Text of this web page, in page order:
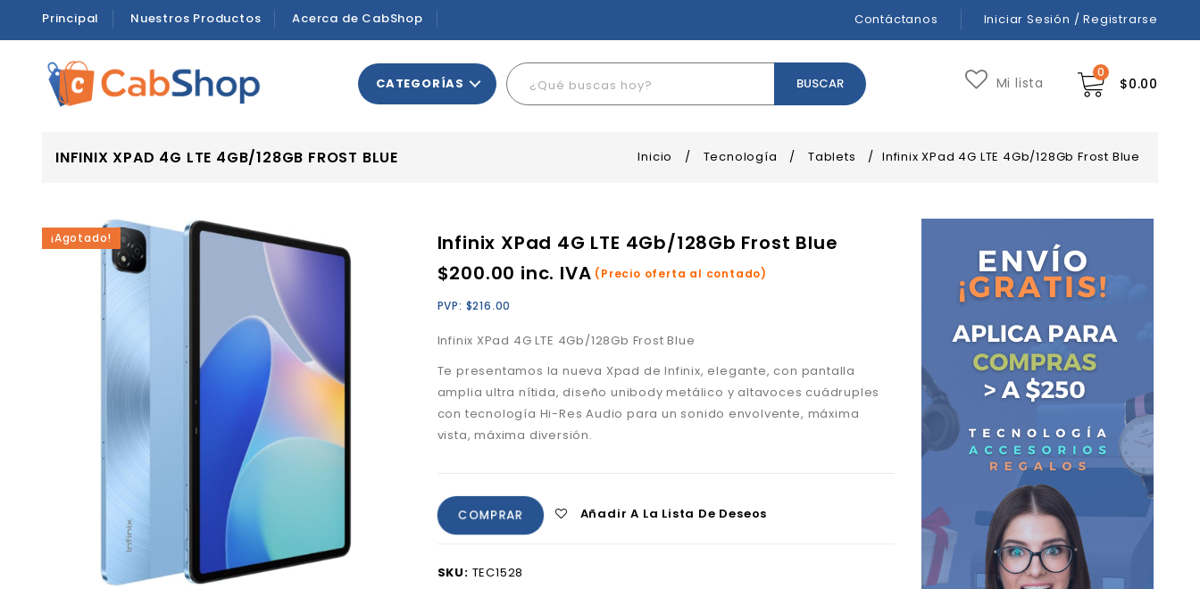
Principal Nuestros Productos Acerca de CabShop Contáctanos Iniciar Sesión / Registrarse
0
$0.00
Mi lista
CATEGORÍAS
INFINIX XPAD 4G LTE 4GB/128GB FROST BLUE Inicio / Tecnología / Tablets / Infinix XPad 4G LTE 4Gb/128Gb Frost Blue
¡Agotado!
Infinix XPad 4G LTE 4Gb/128Gb Frost Blue
$200.00 inc. IVA (Precio oferta al contado)
PVP: $216.00
Infinix XPad 4G LTE 4Gb/128Gb Frost Blue
Te presentamos la nueva Xpad de Infinix, elegante, con pantalla
amplia ultra nítida, diseño unibody metálico y altavoces cuádruples
con tecnología Hi-Res Audio para un sonido envolvente, máxima
vista, máxima diversión.
COMPRAR Añadir A La Lista De Deseos
SKU: TEC1528